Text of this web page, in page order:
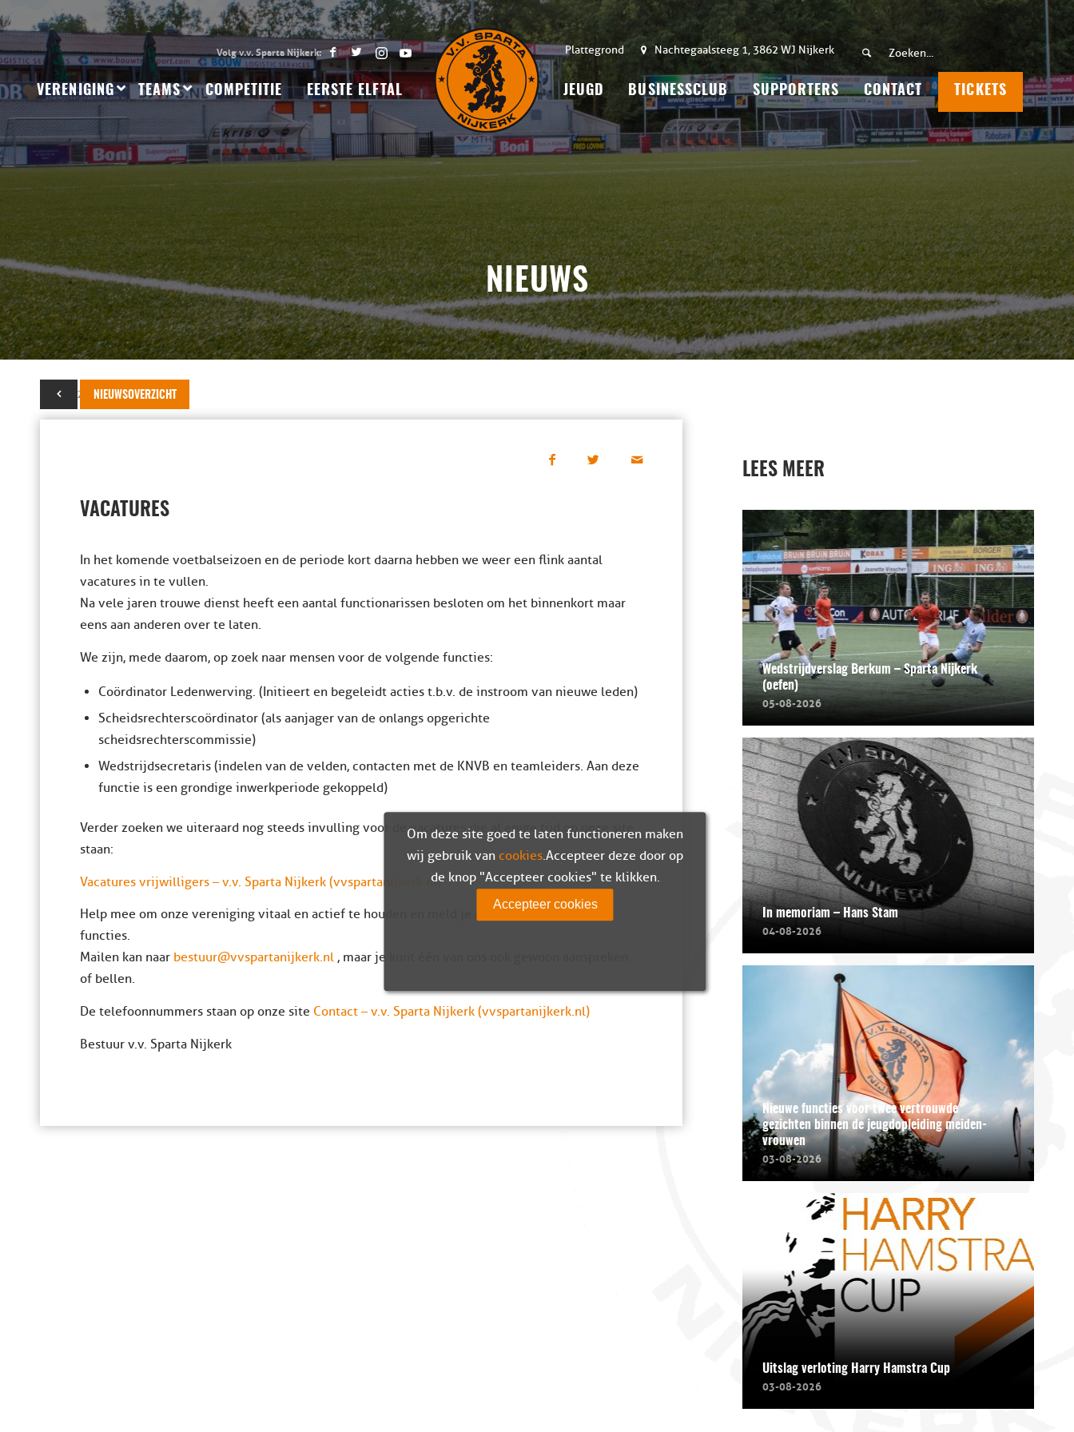
Plattegrond Nachtegaalsteeg 1, 3862 WJ Nijkerk
VERENIGING TEAMS COMPETITIE EERSTE ELFTAL JEUGD BUSINESSCLUB SUPPORTERS CONTACT TICKETS
NIEUWS
NIEUWSOVERZICHT
04 mei 2023
VACATURES
In het komende voetbalseizoen en de periode kort daarna hebben we weer een flink aantal
vacatures in te vullen.
Na vele jaren trouwe dienst heeft een aantal functionarissen besloten om het binnenkort maar
eens aan anderen over te laten.
We zijn, mede daarom, op zoek naar mensen voor de volgende functies:
Coördinator Ledenwerving. (Initieert en begeleidt acties t.b.v. de instroom van nieuwe leden)
Scheidsrechterscoördinator (als aanjager van de onlangs opgerichte
scheidsrechterscommissie)
Wedstrijdsecretaris (indelen van de velden, contacten met de KNVB en teamleiders. Aan deze
functie is een grondige inwerkperiode gekoppeld)
Verder zoeken we uiteraard nog steeds invulling voor de vacatures die al enige tijd op onze site
staan:
Vacatures vrijwilligers – v.v. Sparta Nijkerk (vvspartanijkerk.nl)
Help mee om onze vereniging vitaal en actief te houden en meld je aan voor één van de
functies.
Mailen kan naar bestuur@vvspartanijkerk.nl , maar je kunt één van ons ook gewoon aanspreken
of bellen.
De telefoonnummers staan op onze site Contact – v.v. Sparta Nijkerk (vvspartanijkerk.nl)
Bestuur v.v. Sparta Nijkerk
LEES MEER
Wedstrijdverslag Berkum – Sparta Nijkerk
(oefen)
05-08-2026
In memoriam – Hans Stam
04-08-2026
Nieuwe functies voor twee vertrouwde
gezichten binnen de jeugdopleiding meiden-
vrouwen
03-08-2026
Uitslag verloting Harry Hamstra Cup
03-08-2026
Om deze site goed te laten functioneren maken
wij gebruik van cookies. Accepteer deze door op
de knop "Accepteer cookies" te klikken.
Accepteer cookies